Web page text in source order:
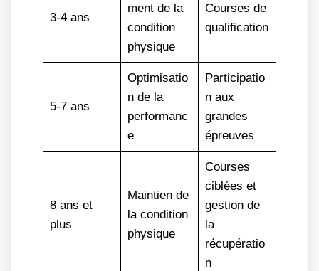
3-4 ans
ment de la
condition
physique
Courses de
qualification
5-7 ans
Optimisatio
n de la
performanc
e
Participatio
n aux
grandes
épreuves
8 ans et
plus
Maintien de
la condition
physique
Courses
ciblées et
gestion de
la
récupératio
n